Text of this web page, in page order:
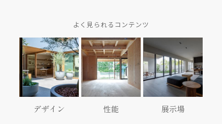
よく見られるコンテンツ
デザイン 性能 展示場